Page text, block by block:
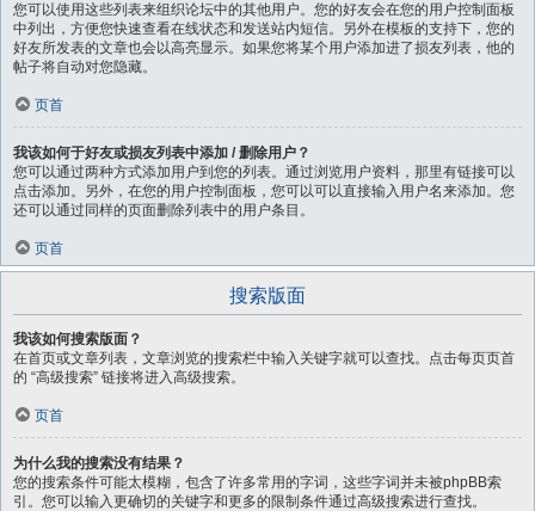
您可以使用这些列表来组织论坛中的其他用户。您的好友会在您的用户控制面板
中列出，方便您快速查看在线状态和发送站内短信。另外在模板的支持下，您的
好友所发表的文章也会以高亮显示。如果您将某个用户添加进了损友列表，他的
帖子将自动对您隐藏。
页首
我该如何于好友或损友列表中添加 / 删除用户？
您可以通过两种方式添加用户到您的列表。通过浏览用户资料，那里有链接可以
点击添加。另外，在您的用户控制面板，您可以可以直接输入用户名来添加。您
还可以通过同样的页面删除列表中的用户条目。
页首
搜索版面
我该如何搜索版面？
在首页或文章列表，文章浏览的搜索栏中输入关键字就可以查找。点击每页页首
的 “高级搜索” 链接将进入高级搜索。
页首
为什么我的搜索没有结果？
您的搜索条件可能太模糊，包含了许多常用的字词，这些字词并未被phpBB索
引。您可以输入更确切的关键字和更多的限制条件通过高级搜索进行查找。